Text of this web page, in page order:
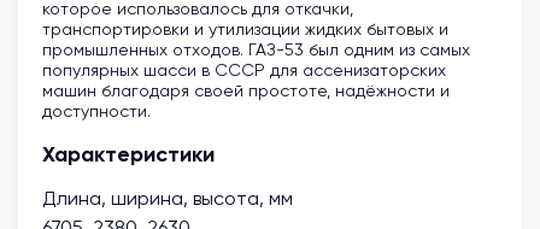
которое использовалось для откачки,
транспортировки и утилизации жидких бытовых и
промышленных отходов. ГАЗ-53 был одним из самых
популярных шасси в СССР для ассенизаторских
машин благодаря своей простоте, надёжности и
доступности.
Характеристики
Длина, ширина, высота, мм